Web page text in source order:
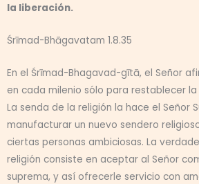
la liberación.
Śrīmad-Bhāgavatam 1.8.35
En el Śrīmad-Bhagavad-gītā, el Señor
en cada milenio sólo para restablecer
La senda de la religión la hace el Señor
manufacturar un nuevo sendero
ciertas personas ambiciosas. La
religión consiste en aceptar al Señor
suprema, y así ofrecerle servicio con